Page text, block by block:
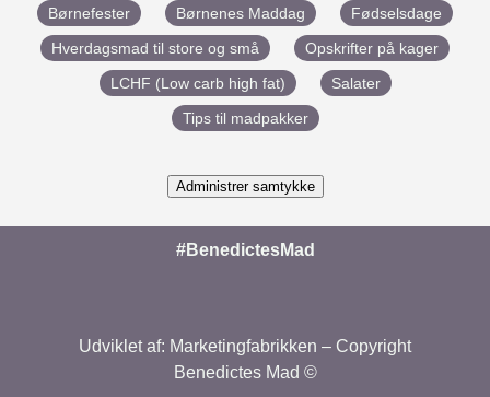
Børnefester
Børnenes Maddag
Fødselsdage
Hverdagsmad til store og små
Opskrifter på kager
LCHF (Low carb high fat)
Salater
Tips til madpakker
Administrer samtykke
#BenedictesMad
Udviklet af: Marketingfabrikken – Copyright
Benedictes Mad ©